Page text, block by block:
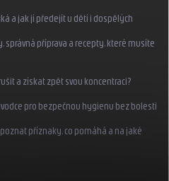
a jak jí předejít u dětí i dospělých
správná příprava a recepty, které musíte
a získat zpět svou koncentraci?
pro bezpečnou hygienu bez bolesti
příznaky, co pomáhá a na jaké